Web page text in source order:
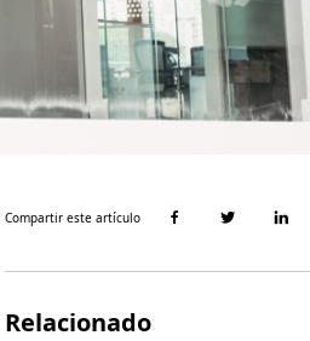
Compartir este artículo
Relacionado